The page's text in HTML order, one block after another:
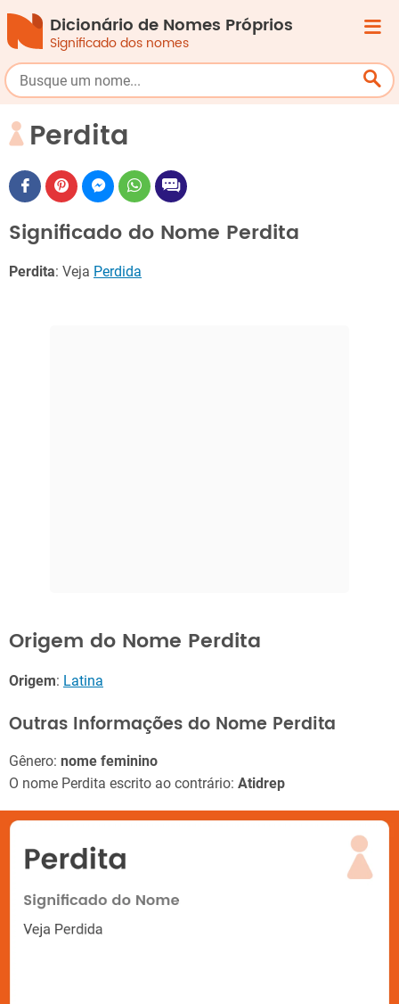
Dicionário de Nomes Próprios
Significado dos nomes
Perdita
Significado do Nome Perdita
Perdita: Veja Perdida
Origem do Nome Perdita
Origem: Latina
Outras Informações do Nome Perdita
Gênero: nome feminino
O nome Perdita escrito ao contrário: Atidrep